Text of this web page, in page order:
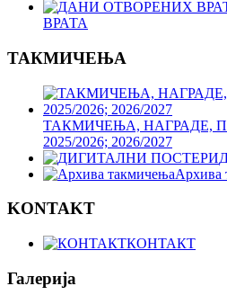
ВРАТА
ТАКМИЧЕЊА
ТАКМИЧЕЊА, НАГРАДЕ,
2025/2026; 2026/2027
Архива
KONTAKT
КОНТАКТ
Галерија